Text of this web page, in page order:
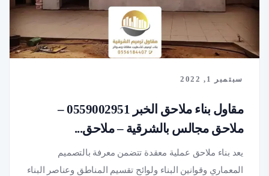
سبتمبر 1, 2022
مقاول بناء ملاحق الخبر 0559002951 –
ملاحق مجالس بالشرقية – ملاحق...
يعد بناء ملاحق عملية معقدة تتضمن معرفة بالتصميم
المعماري وقوانين البناء ولوائح تقسيم المناطق وعناصر البناء